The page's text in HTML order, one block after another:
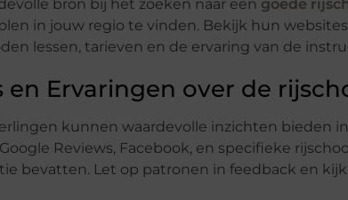
bron bij het zoeken naar een goede
in jouw regio te vinden. Bekijk hun
lessen, tarieven en de ervaring van de
en Ervaringen over de
kunnen waardevolle inzichten bieden
Reviews, Facebook, en specifieke
bevatten. Let op patronen in feedback en